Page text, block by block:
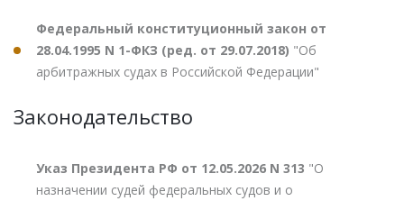
Федеральный конституционный закон от
28.04.1995 N 1-ФКЗ (ред. от 29.07.2018) "Об
арбитражных судах в Российской Федерации"
Законодательство
Указ Президента РФ от 12.05.2026 N 313 "О
назначении судей федеральных судов и о